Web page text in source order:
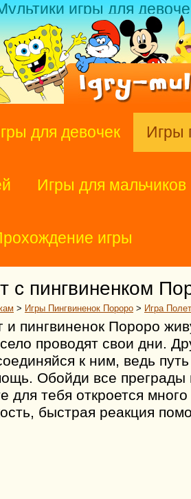
игры для
для девочек Игры
Игры для мальчиков
игры
с пингвиненком
> Игры Пингвиненок Пороро > Игра
и пингвиненок Пороро
проводят свои дни.
к ним, ведь
Обойди все
для тебя откроется
быстрая реакция